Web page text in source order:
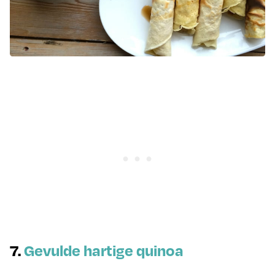
7.Gevulde hartige quinoa